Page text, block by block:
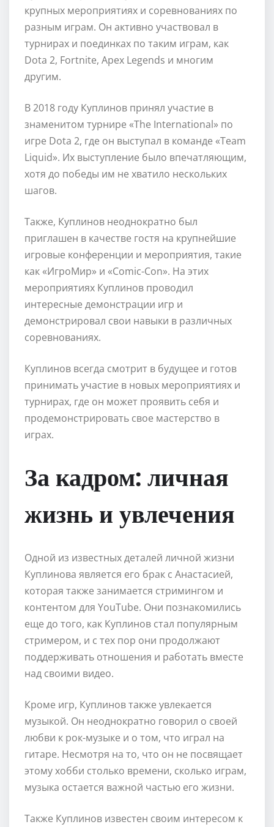
крупных мероприятиях и соревнованиях по
разным играм. Он активно участвовал в
турнирах и поединках по таким играм, как
Dota 2, Fortnite, Apex Legends и многим
другим.
В 2018 году Куплинов принял участие в
знаменитом турнире «The International» по
игре Dota 2, где он выступал в команде «Team
Liquid». Их выступление было впечатляющим,
хотя до победы им не хватило нескольких
шагов.
Также, Куплинов неоднократно был
приглашен в качестве гостя на крупнейшие
игровые конференции и мероприятия, такие
как «ИгроМир» и «Comic-Con». На этих
мероприятиях Куплинов проводил
интересные демонстрации игр и
демонстрировал свои навыки в различных
соревнованиях.
Куплинов всегда смотрит в будущее и готов
принимать участие в новых мероприятиях и
турнирах, где он может проявить себя и
продемонстрировать свое мастерство в
играх.
За кадром: личная
жизнь и увлечения
Одной из известных деталей личной жизни
Куплинова является его брак с Анастасией,
которая также занимается стримингом и
контентом для YouTube. Они познакомились
еще до того, как Куплинов стал популярным
стримером, и с тех пор они продолжают
поддерживать отношения и работать вместе
над своими видео.
Кроме игр, Куплинов также увлекается
музыкой. Он неоднократно говорил о своей
любви к рок-музыке и о том, что играл на
гитаре. Несмотря на то, что он не посвящает
этому хобби столько времени, сколько играм,
музыка остается важной частью его жизни.
Также Куплинов известен своим интересом к